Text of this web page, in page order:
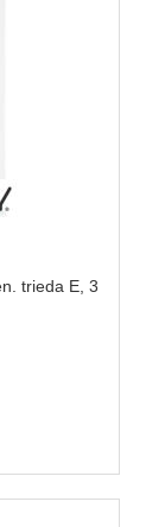
trieda E, 3